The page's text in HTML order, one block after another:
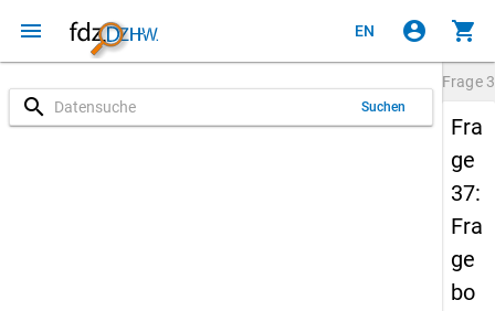
menu EN account_circle shopping_cart
search Suchen
Frage
Fra
ge
37:
Fra
ge
bo